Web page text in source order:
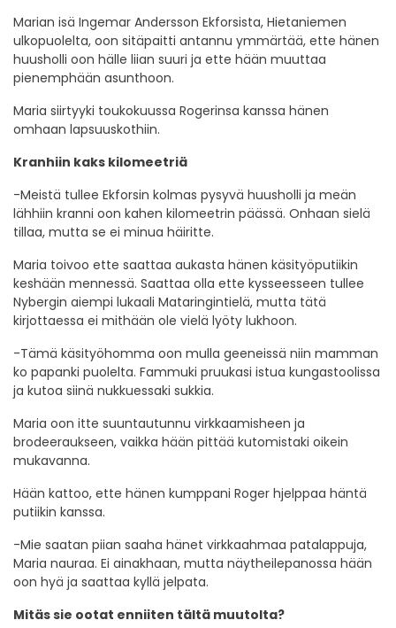
Marian isä Ingemar Andersson Ekforsista, Hietaniemen
ulkopuolelta, oon sitäpaitti antannu ymmärtää, ette hänen
huusholli oon hälle liian suuri ja ette hään muuttaa
pienemphään asunthoon.
Maria siirtyyki toukokuussa Rogerinsa kanssa hänen
omhaan lapsuuskothiin.
Kranhiin kaks kilomeetriä
-Meistä tullee Ekforsin kolmas pysyvä huusholli ja meän
lähhiin kranni oon kahen kilomeetrin päässä. Onhaan sielä
tillaa, mutta se ei minua häiritte.
Maria toivoo ette saattaa aukasta hänen käsityöputiikin
keshään mennessä. Saattaa olla ette kysseesseen tullee
Nybergin aiempi lukaali Mataringintielä, mutta tätä
kirjottaessa ei mithään ole vielä lyöty lukhoon.
-Tämä käsityöhomma oon mulla geeneissä niin mamman
ko papanki puolelta. Fammuki pruukasi istua kungastoolissa
ja kutoa siinä nukkuessaki sukkia.
Maria oon itte suuntautunnu virkkaamisheen ja
brodeeraukseen, vaikka hään pittää kutomistaki oikein
mukavanna.
Hään kattoo, ette hänen kumppani Roger hjelppaa häntä
putiikin kanssa.
-Mie saatan piian saaha hänet virkkaahmaa patalappuja,
Maria nauraa. Ei ainakhaan, mutta näytheilepanossa hään
oon hyä ja saattaa kyllä jelpata.
Mitäs sie ootat enniiten tältä muutolta?